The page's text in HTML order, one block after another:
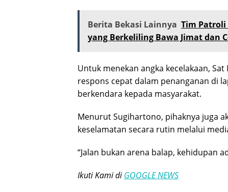
Berita Bekasi Lainnya Tim Patroli
yang Berkeliling Bawa Jimat dan
Untuk menekan angka kecelakaan,
respons cepat dalam penanganan di
berkendara kepada masyarakat.
Menurut Sugihartono, pihaknya juga
keselamatan secara rutin melalui
“Jalan bukan arena balap, kehidupan
Ikuti Kami diGOOGLE NEWS